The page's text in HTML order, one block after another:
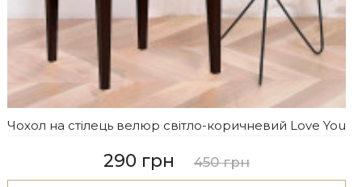
Чохол на стілець велюр світло-коричневий Love You
290 грн 450 грн